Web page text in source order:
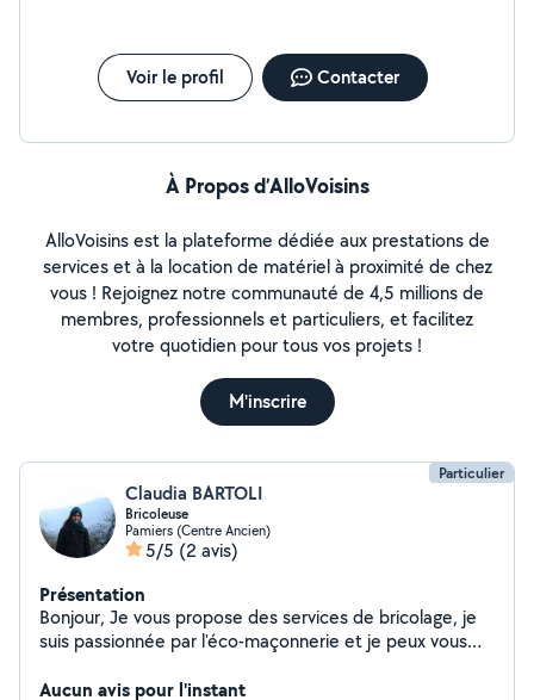
Voir le profil Contacter
À Propos d’AlloVoisins
AlloVoisins est la plateforme dédiée aux prestations de
services et à la location de matériel à proximité de chez
vous ! Rejoignez notre communauté de 4,5 millions de
membres, professionnels et particuliers, et facilitez
votre quotidien pour tous vos projets !
M'inscrire
Particulier
Claudia BARTOLI
Bricoleuse
Pamiers (Centre Ancien)
5/5 (2 avis)
Présentation
Bonjour, Je vous propose des services de bricolage, je
suis passionnée par l'éco-maçonnerie et je peux vous
placoplâtre, des bandes de la peinture etc..
Aucun avis pour l'instant